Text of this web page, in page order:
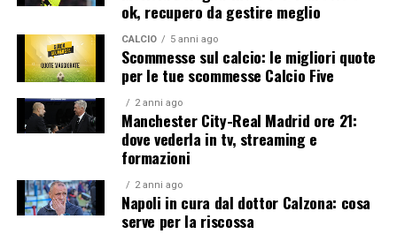
ok, recupero da gestire meglio
CALCIO 5 anni ago
Scommesse sul calcio: le migliori quote
per le tue scommesse Calcio Five
2 anni ago
Manchester City-Real Madrid ore 21:
dove vederla in tv, streaming e
formazioni
2 anni ago
Napoli in cura dal dottor Calzona: cosa
serve per la riscossa